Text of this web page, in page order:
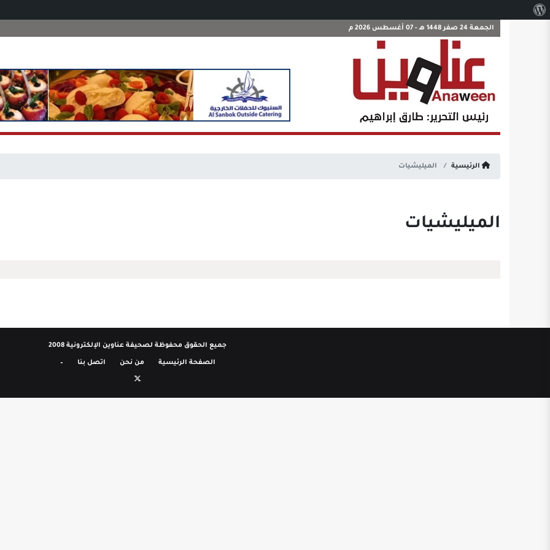
الجمعة 24 صفر 1448 هـ - 07 أغسطس 2026 م
الرئيسية الميليشيات
الميليشيات
جميع الحقوق محفوظة لصحيفة عناوين الإلكترونية 2008
الصفحة الرئيسية من نحن اتصل بنا –